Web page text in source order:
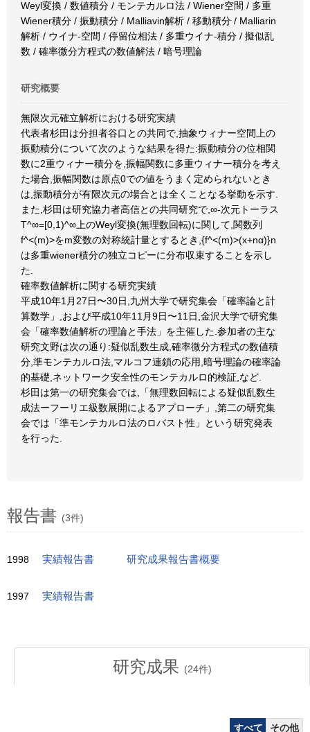
Weyl変換 / 数値積分 / モンテカルロ法 / Wiener空間 / 多重
Wiener積分 / 振動積分 / Malliavin解析 / 移動積分 / Malliarin
解析 / ウイナ-空間 / 停留位相法 / 多重ウイナ-積分 / 擬似乱
数 / 確率微分方程式の数値解法 / 暗号理論
研究概要
無限次元確立解析における研究実績
代表者杉田は分担者谷口との共同で,抽象ウィナー空間上の
振動積分について次のような結果を得た:振動積分の位相関
数に2重ウィナー積分を,振幅関数に多重ウィナー積分を考え
た場合,振幅関数は原点0での値をうまく定められないとき
は,振動積分が有限次元の場合とは全くことなる挙動を示す.
また,杉田は研究協力者高信との共同研究で,∞-次元トーラス
T^∞=[0,1)^∞上のWeyl変換(無理数回転)に関して,関数列
f^<(m)>をm変数の対称統計量とするとき,{f^<(m)>(x+nα)}n
は多重wiener積分の独立コピーに分布収束することを示し
た.
確率数値解析に関する研究実績
平成10年1月27日〜30日,九州大学で研究集会「確率論と計
算数学」,および平成10年11月9日〜11日,金沢大学で研究集
会「確率数値解析の理論と手法」を主催した.参加者の主な
研究文野は次の通り:疑似乱数生成,確率微分方程式の数値積
分,準モンテカルロ法,マルコフ連鎖の応用,暗号理論の確率論
的基礎,ネットワーク安全性のモンテカルロ的検証,など.
杉田は第一の研究集会では,「無理数回転による疑似乱数生
成法ーフーリエ級数展開によるアプローチ」,第二の研究集
会では「準モンテカルロ法のロバスト性」という研究発表
を行った.
報告書 (3件)
1998 実績報告書 研究成果報告書概要
1997 実績報告書
研究成果 (24件)
すべて その他